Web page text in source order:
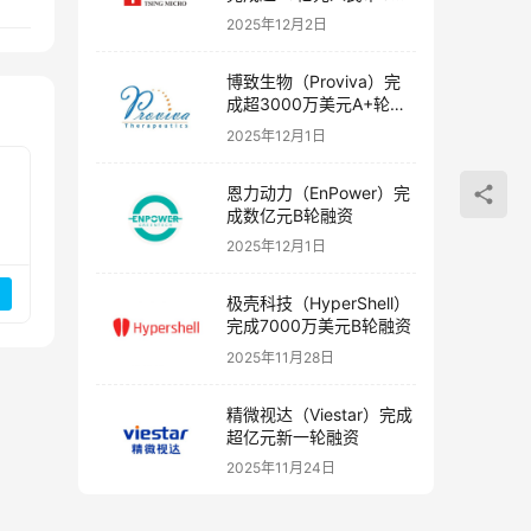
融资
2025年12月2日
博致生物（Proviva）完
成超3000万美元A+轮融
资
2025年12月1日
恩力动力（EnPower）完
成数亿元B轮融资
2025年12月1日
极壳科技（HyperShell）
完成7000万美元B轮融资
2025年11月28日
精微视达（Viestar）完成
超亿元新一轮融资
2025年11月24日